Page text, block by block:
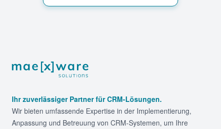
Footer
Ihr zuverlässiger Partner für CRM-Lösungen.
Wir bieten umfassende Expertise in der Implementierung,
Anpassung und Betreuung von CRM-Systemen, um Ihre